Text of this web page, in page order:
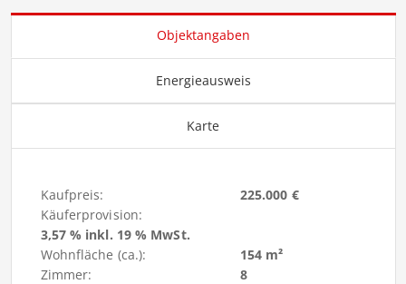
Objektangaben
Energieausweis
Karte
Kaufpreis:
225.000 €
Käuferprovision:
3,57 % inkl. 19 % MwSt.
Wohnfläche (ca.):
154 m²
Zimmer:
8